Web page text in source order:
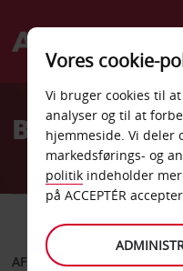
Welcome
AvisBilleje
AFHENT FRA
Vores cookie-
Vi bruger cookies til
analyser og til at
hjemmeside. Vi deler
markedsførings- og
politik indeholder
på ACCEPTÉR